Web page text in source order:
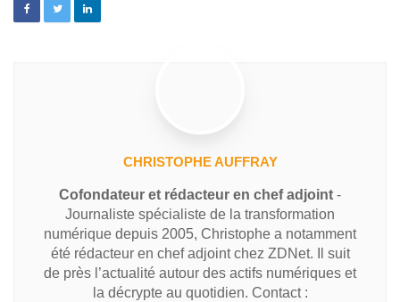
CHRISTOPHE AUFFRAY
Cofondateur et rédacteur en chef adjoint -
Journaliste spécialiste de la transformation
numérique depuis 2005, Christophe a notamment
été rédacteur en chef adjoint chez ZDNet. Il suit
de près l’actualité autour des actifs numériques et
la décrypte au quotidien. Contact :